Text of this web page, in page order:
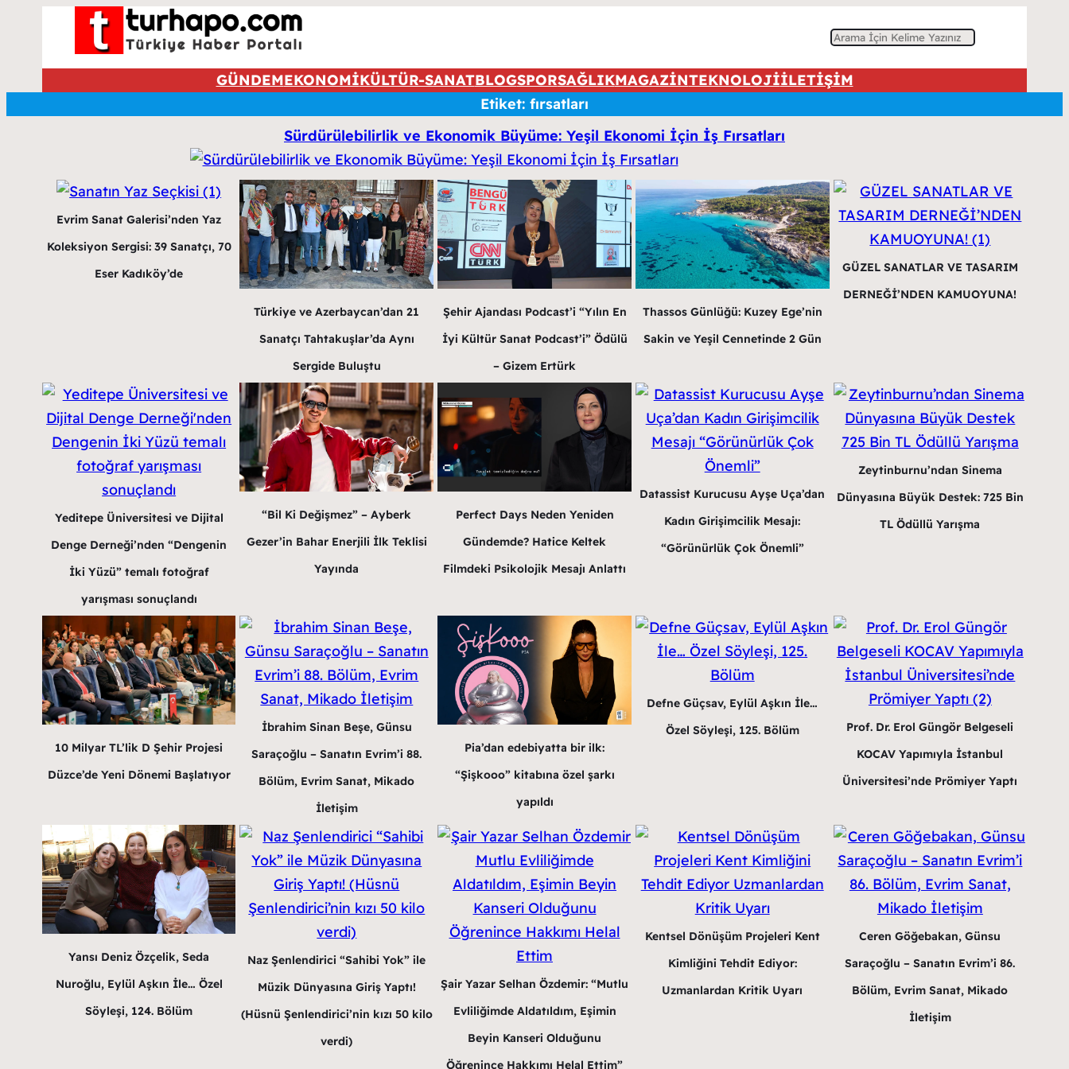
A
a
GÜNDEMEKONOMİKÜLTÜR-SANATBLOGSPORSAĞLIKMAGAZİNTEKNOLOJİİLETİŞİM
Etiket: fırsatları
Sürdürülebilirlik ve Ekonomik Büyüme: Yeşil Ekonomi İçin İş Fırsatları
Evrim Sanat Galerisi’nden Yaz
Koleksiyon Sergisi: 39 Sanatçı, 70
Eser Kadıköy’de
Türkiye ve Azerbaycan’dan 21
Sanatçı Tahtakuşlar’da Aynı
Sergide Buluştu
Şehir Ajandası Podcast’i “Yılın En
İyi Kültür Sanat Podcast’i” Ödülü
– Gizem Ertürk
Thassos Günlüğü: Kuzey Ege’nin
Sakin ve Yeşil Cennetinde 2 Gün
GÜZEL SANATLAR VE TASARIM
DERNEĞİ’NDEN KAMUOYUNA!
Yeditepe Üniversitesi ve Dijital
Denge Derneği’nden “Dengenin
İki Yüzü” temalı fotoğraf
yarışması sonuçlandı
“Bil Ki Değişmez” – Ayberk
Gezer’in Bahar Enerjili İlk Teklisi
Yayında
Perfect Days Neden Yeniden
Gündemde? Hatice Keltek
Filmdeki Psikolojik Mesajı Anlattı
Datassist Kurucusu Ayşe Uça’dan
Kadın Girişimcilik Mesajı:
“Görünürlük Çok Önemli”
Zeytinburnu’ndan Sinema
Dünyasına Büyük Destek: 725 Bin
TL Ödüllü Yarışma
10 Milyar TL’lik D Şehir Projesi
Düzce’de Yeni Dönemi Başlatıyor
İbrahim Sinan Beşe, Günsu
Saraçoğlu – Sanatın Evrim’i 88.
Bölüm, Evrim Sanat, Mikado
İletişim
Pia’dan edebiyatta bir ilk:
“Şişkooo” kitabına özel şarkı
yapıldı
Defne Güçsav, Eylül Aşkın İle…
Özel Söyleşi, 125. Bölüm
Prof. Dr. Erol Güngör Belgeseli
KOCAV Yapımıyla İstanbul
Üniversitesi’nde Prömiyer Yaptı
Yansı Deniz Özçelik, Seda
Nuroğlu, Eylül Aşkın İle… Özel
Söyleşi, 124. Bölüm
Naz Şenlendirici “Sahibi Yok” ile
Müzik Dünyasına Giriş Yaptı!
(Hüsnü Şenlendirici’nin kızı 50 kilo
verdi)
Şair Yazar Selhan Özdemir: “Mutlu
Evliliğimde Aldatıldım, Eşimin
Beyin Kanseri Olduğunu
Öğrenince Hakkımı Helal Ettim”
Kentsel Dönüşüm Projeleri Kent
Kimliğini Tehdit Ediyor:
Uzmanlardan Kritik Uyarı
Ceren Göğebakan, Günsu
Saraçoğlu – Sanatın Evrim’i 86.
Bölüm, Evrim Sanat, Mikado
İletişim